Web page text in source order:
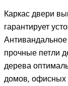
Каркас двери
гарантирует
прочные петли
дерева
домов, офисных